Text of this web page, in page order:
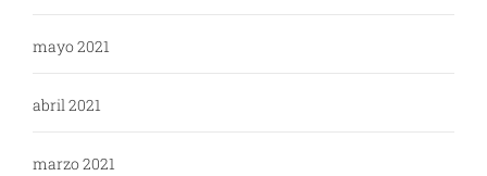
mayo 2021
abril 2021
marzo 2021